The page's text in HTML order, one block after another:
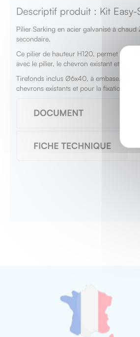
beginning
the
images
gallery
Descriptif produit : Kit
Pilier Sarking en acier galvanisé à
secondaire.
Ce pilier de hauteur H120, permet
avec le pilier, le chevron existant et le
Tirefonds inclus Ø6x40, à embase, à
chevrons existants et pour la fixation